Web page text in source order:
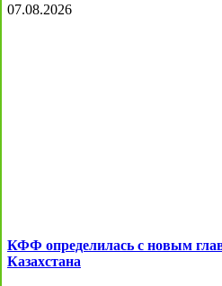
07.08.2026
КФФ определилась с новым
Казахстана